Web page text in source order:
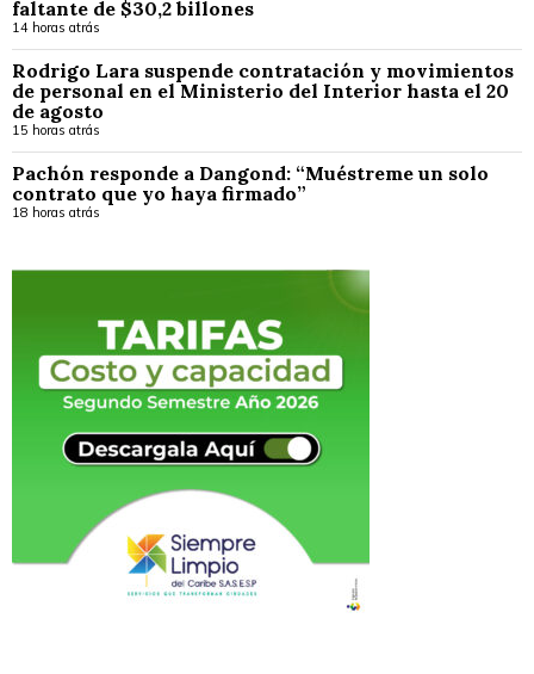
faltante de $30,2 billones
14 horas atrás
Rodrigo Lara suspende contratación y movimientos
de personal en el Ministerio del Interior hasta el 20
de agosto
15 horas atrás
Pachón responde a Dangond: “Muéstreme un solo
contrato que yo haya firmado”
18 horas atrás